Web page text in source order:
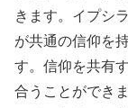
きます。イプシ
が共通の信仰を
す。信仰を共有
合うことができ